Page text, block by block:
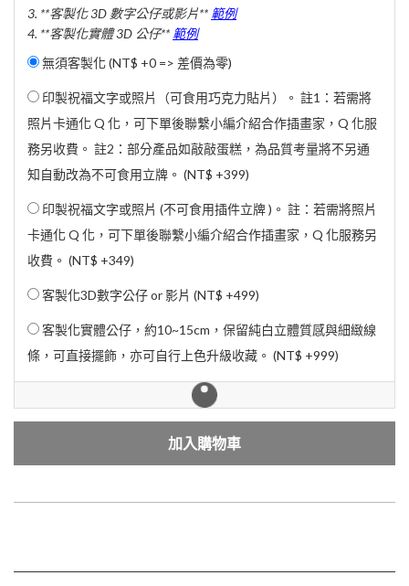
3. **客製化 3D 數字公仔或影片** 範例
4. **客製化實體 3D 公仔** 範例
無須客製化 (NT$ +0 => 差價為零)
印製祝福文字或照片（可食用巧克力貼片）。 註1：若需將
照片卡通化 Q 化，可下單後聯繫小編介紹合作插畫家，Q 化服
務另收費。 註2：部分產品如敲敲蛋糕，為品質考量將不另通
知自動改為不可食用立牌。 (NT$ +399)
印製祝福文字或照片 (不可食用插件立牌 )。 註：若需將照片
卡通化 Q 化，可下單後聯繫小編介紹合作插畫家，Q 化服務另
收費。 (NT$ +349)
客製化3D數字公仔 or 影片 (NT$ +499)
客製化實體公仔，約10~15cm，保留純白立體質感與細緻線
條，可直接擺飾，亦可自行上色升級收藏。 (NT$ +999)
加入購物車